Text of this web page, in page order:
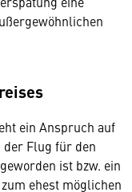
ein Anspruch auf
Flug für den
ist bzw. ein
ehest möglichen